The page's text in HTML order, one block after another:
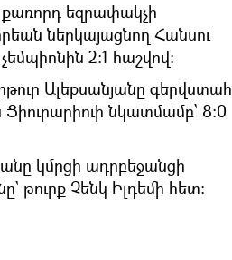
քառորդ եզրափակչի
ներկայացնող Հանսու
2:1 հաշվով:
Ալեքսանյանը գերվստահ
նկատմամբ՝ 8:0
կմրցի ադրբեջանցի
թուրք Չենկ Իլդեմի հետ: